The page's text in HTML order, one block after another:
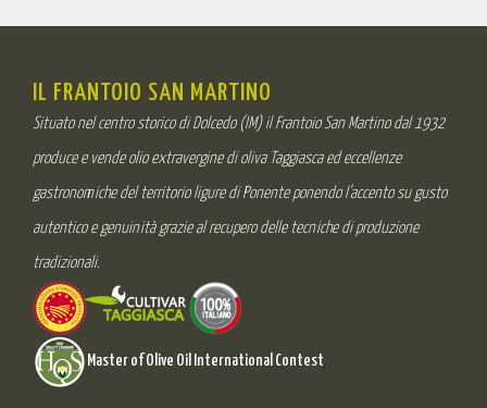
IL FRANTOIO SAN MARTINO
Situato nel centro storico di Dolcedo (IM) il Frantoio San Martino dal 1932
produce e vende olio extravergine di oliva Taggiasca ed eccellenze
gastronomiche del territorio ligure di Ponente ponendo l’accento su gusto
autentico e genuinità grazie al recupero delle tecniche di produzione
tradizionali.
Master of Olive Oil International Contest